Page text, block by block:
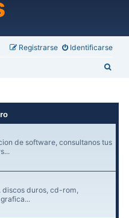
Identificarse
Registrarse
de software, consultanos tus
duros, cd-rom,